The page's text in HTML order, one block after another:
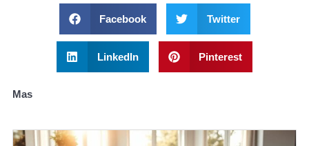
Facebook Twitter
LinkedIn Pinterest
Mas